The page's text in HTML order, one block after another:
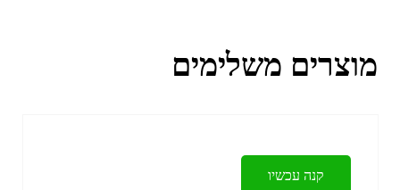
מוצרים משלימים
קנה עכשיו